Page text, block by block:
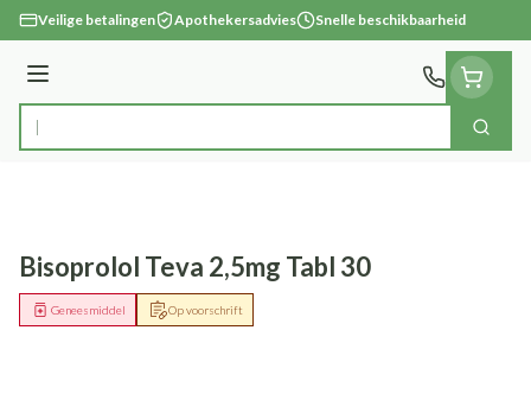
Ga naar de inhoud
Veilige betalingen Apothekersadvies Snelle beschikbaarheid
Menu
Product, merk, categorie... Zoek
Bisoprolol Teva 2,5mg Tabl 30
Op voorschrift
Geneesmiddel